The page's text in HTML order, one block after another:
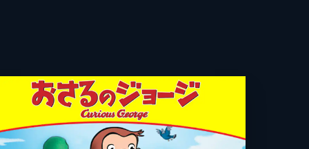
ティアン・マニスカルコ
ルズ・マルティネット